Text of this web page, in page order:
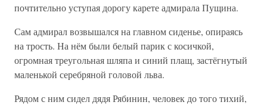
почтительно уступая дорогу карете адмирала Пущина.
Сам адмирал возвышался на главном сиденье, опираясь
на трость. На нём были белый парик с косичкой,
огромная треугольная шляпа и синий плащ, застёгнутый
маленькой серебряной головой льва.
Рядом с ним сидел дядя Рябинин, человек до того тихий,